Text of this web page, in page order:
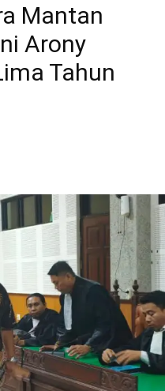
Mantan
Arony
Tahun